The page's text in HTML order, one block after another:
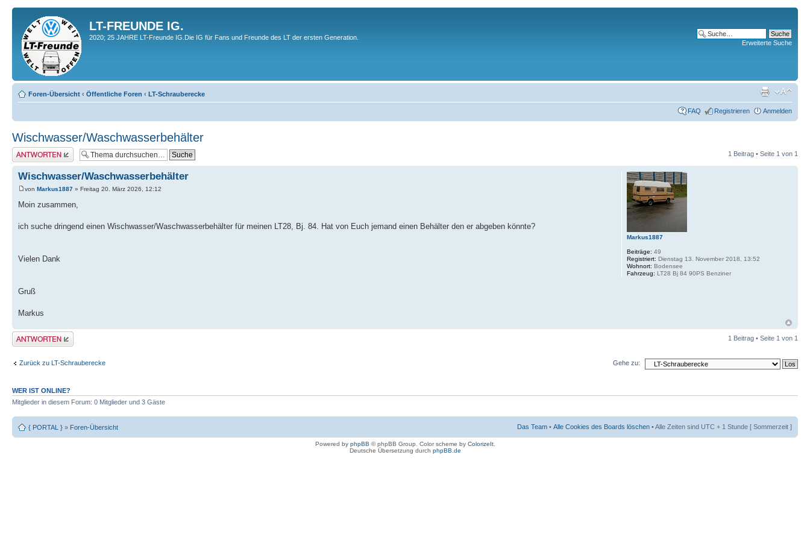
LT-FREUNDE IG.
2020; 25 JAHRE LT-Freunde IG.Die IG für Fans und Freunde des LT der ersten Generation.
Erweiterte Suche
Foren-Übersicht ‹ Öffentliche Foren ‹ LT-Schrauberecke
FAQ Registrieren Anmelden
Wischwasser/Waschwasserbehälter
Antwort erstellen 1 Beitrag • Seite 1 von 1
Wischwasser/Waschwasserbehälter
von Markus1887 » Freitag 20. März 2026, 12:12
Moin zusammen,
ich suche dringend einen Wischwasser/Waschwasserbehälter für meinen LT28, Bj. 84. Hat von Euch jemand einen Behälter den er abgeben könnte?
Vielen Dank
Gruß
Markus
Markus1887
Beiträge: 49
Registriert: Dienstag 13. November 2018, 13:52
Wohnort: Bodensee
Fahrzeug: LT28 Bj 84 90PS Benziner
Antwort erstellen 1 Beitrag • Seite 1 von 1
Zurück zu LT-Schrauberecke Gehe zu:
WER IST ONLINE?
Mitglieder in diesem Forum: 0 Mitglieder und 3 Gäste
{ PORTAL } » Foren-Übersicht Das Team • Alle Cookies des Boards löschen • Alle Zeiten sind UTC + 1 Stunde [ Sommerzeit ]
Powered by phpBB © phpBB Group. Color scheme by ColorizeIt.
Deutsche Übersetzung durch phpBB.de